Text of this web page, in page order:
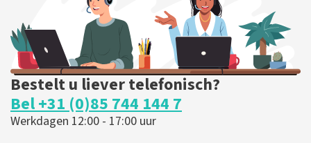
Bestelt u liever telefonisch?
Bel +31 (0)85 744 144 7
Werkdagen 12:00 - 17:00 uur